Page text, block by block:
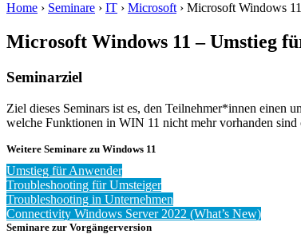
Home › Seminare › IT › Microsoft › Microsoft Windows
Microsoft Windows 11 – Umstieg
Seminarziel
Ziel dieses Seminars ist es, den Teilnehmer*innen
welche Funktionen in WIN 11 nicht mehr vorhanden sind
Weitere Seminare zu Windows 11
Umstieg für Anwender
Troubleshooting für Umsteiger
Troubleshooting in Unternehmen
Connectivity Windows Server 2022 (What’s New)
Seminare zur Vorgängerversion